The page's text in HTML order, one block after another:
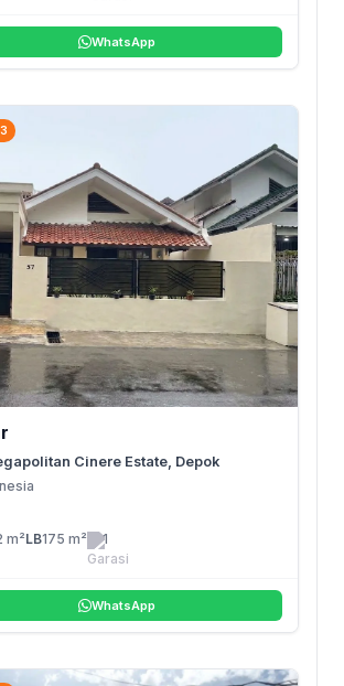
WhatsApp
Cinere Estate, Depok
m²LB175 m² 1
WhatsApp